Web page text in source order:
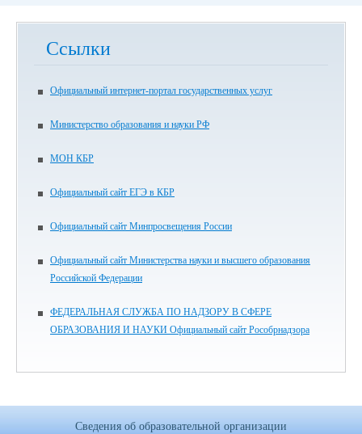
Ссылки
Официальный интернет-портал государственных услуг
Министерство образования и науки РФ
МОН КБР
Официальный сайт ЕГЭ в КБР
Официальный сайт Минпросвещения России
Официальный сайт Министерства науки и высшего образования
Российской Федерации
ФЕДЕРАЛЬНАЯ СЛУЖБА ПО НАДЗОРУ В СФЕРЕ
ОБРАЗОВАНИЯ И НАУКИ Официальный сайт Рособрнадзора
Сведения об образовательной организации